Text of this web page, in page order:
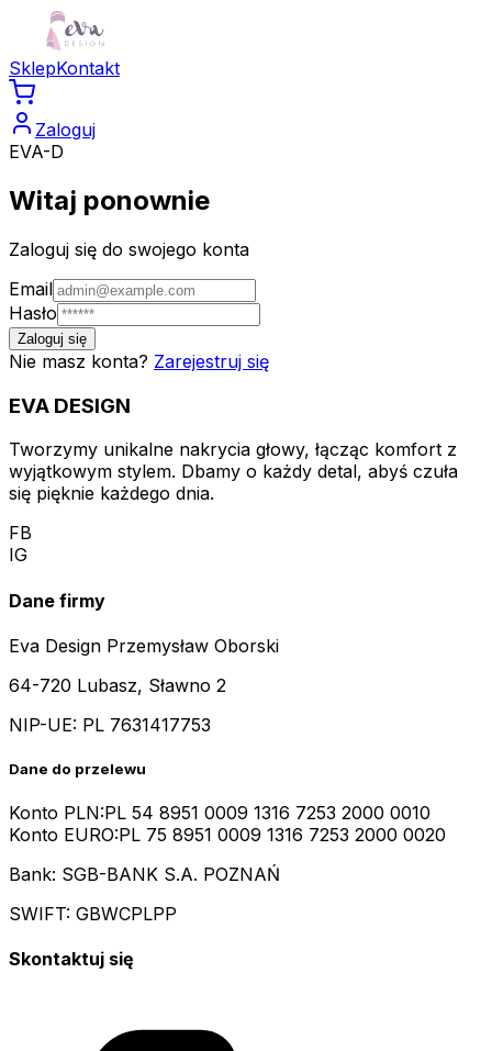
SklepKontakt
Zaloguj
EVA-D
Witaj ponownie
Zaloguj się do swojego konta
Email
Hasło
Zaloguj się
Nie masz konta? Zarejestruj się
EVA DESIGN
Tworzymy unikalne nakrycia głowy, łącząc komfort z
wyjątkowym stylem. Dbamy o każdy detal, abyś czuła
się pięknie każdego dnia.
FB
IG
Dane firmy
Eva Design Przemysław Oborski
64-720 Lubasz, Sławno 2
NIP-UE: PL 7631417753
Dane do przelewu
Konto PLN:PL 54 8951 0009 1316 7253 2000 0010
Konto EURO:PL 75 8951 0009 1316 7253 2000 0020
Bank: SGB-BANK S.A. POZNAŃ
SWIFT: GBWCPLPP
Skontaktuj się